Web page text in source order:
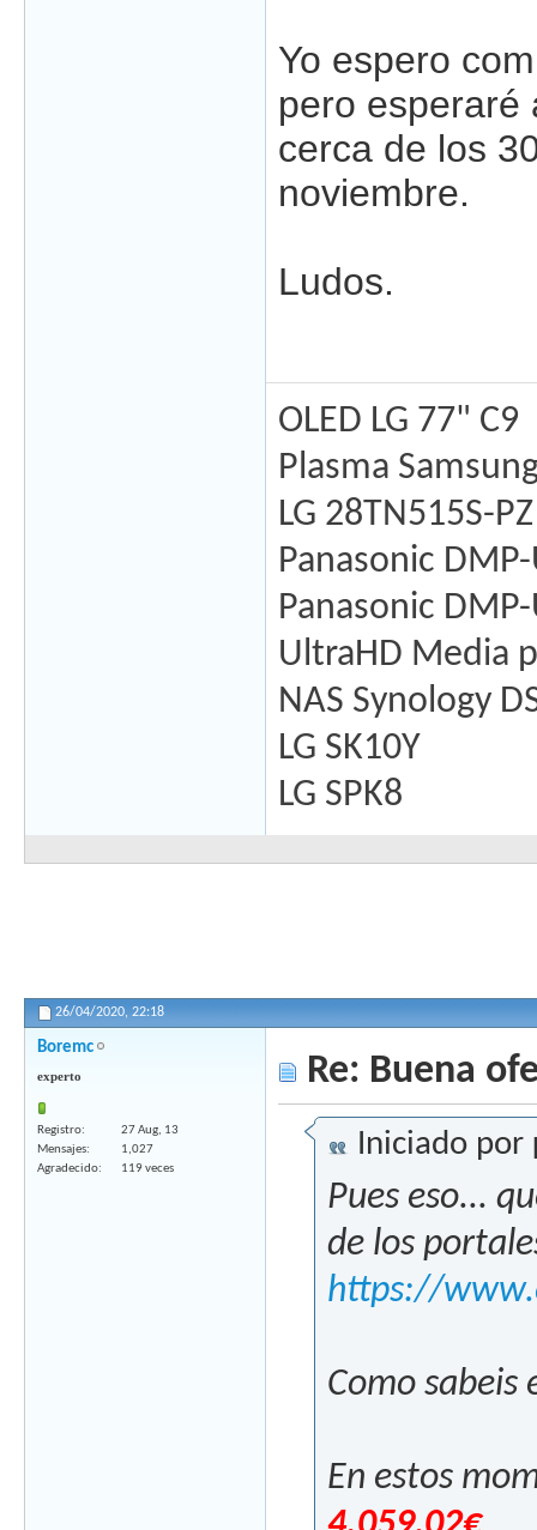
Yo espero
pero esperaré
cerca de los
noviembre.
Ludos.
OLED LG 77" C9
Plasma
LG 28TN515S-PZ
Panasonic
Panasonic
UltraHD Media
NAS Synology
LG SK10Y
LG SPK8
26/04/2020, 22:18
Boremc
experto
Registro
27 Aug, 13
Mensajes
1,027
Agradecido
119 veces
Re: Buena
Iniciado por
Pues eso...
de los
https://
Como sabeis
En estos